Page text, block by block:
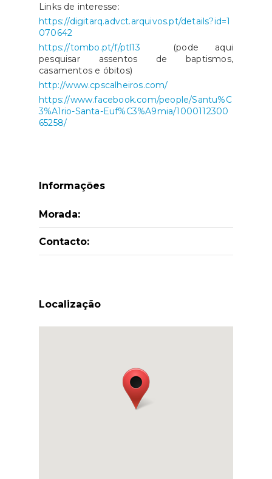
Links de interesse:
https://digitarq.advct.arquivos.pt/details?id=1
070642
https://tombo.pt/f/ptl13 (pode aqui
pesquisar assentos de baptismos,
casamentos e óbitos)
http://www.cpscalheiros.com/
https://www.facebook.com/people/Santu%C
3%A1rio-Santa-Euf%C3%A9mia/1000112300
65258/
Informações
Morada:
Contacto:
Localização